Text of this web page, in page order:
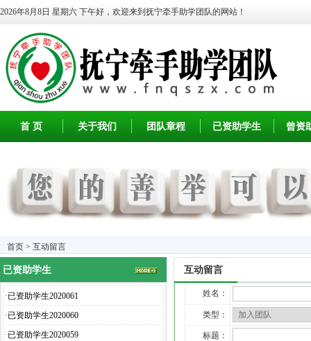
2026年8月8日 星期六 下午好，欢迎来到抚宁牵手助学团队的网站！
首 页 关于我们 团队章程 已资助学生 曾资
首页 > 互动留言
已资助学生
·已资助学生2020061
·已资助学生2020060
·已资助学生2020059
互动留言
姓名：
类型：
标题：